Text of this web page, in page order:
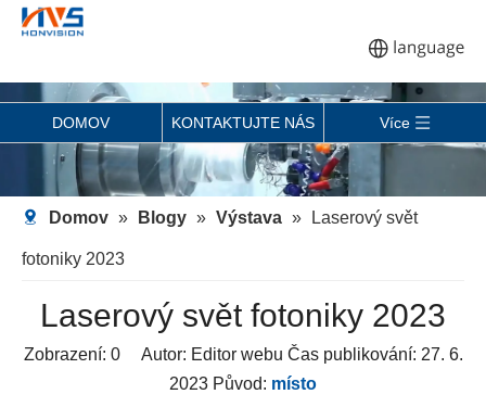
DOMOV KONTAKTUJTE NÁS Více
Domov » Blogy » Výstava » Laserový svět
fotoniky 2023
Laserový svět fotoniky 2023
Zobrazení: 0Autor: Editor webu Čas publikování: 27. 6.
2023 Původ: místo